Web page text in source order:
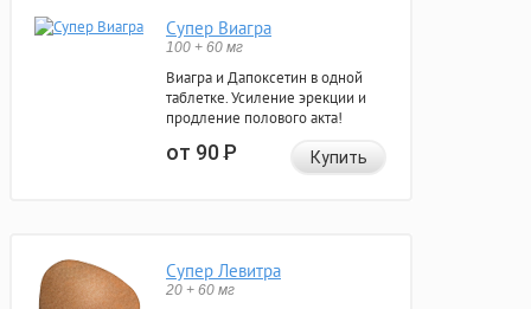
Супер Виагра
100 + 60 мг
Виагра и Дапоксетин в одной
таблетке. Усиление эрекции и
продление полового акта!
от 90Р Купить
Супер Левитра
20 + 60 мг